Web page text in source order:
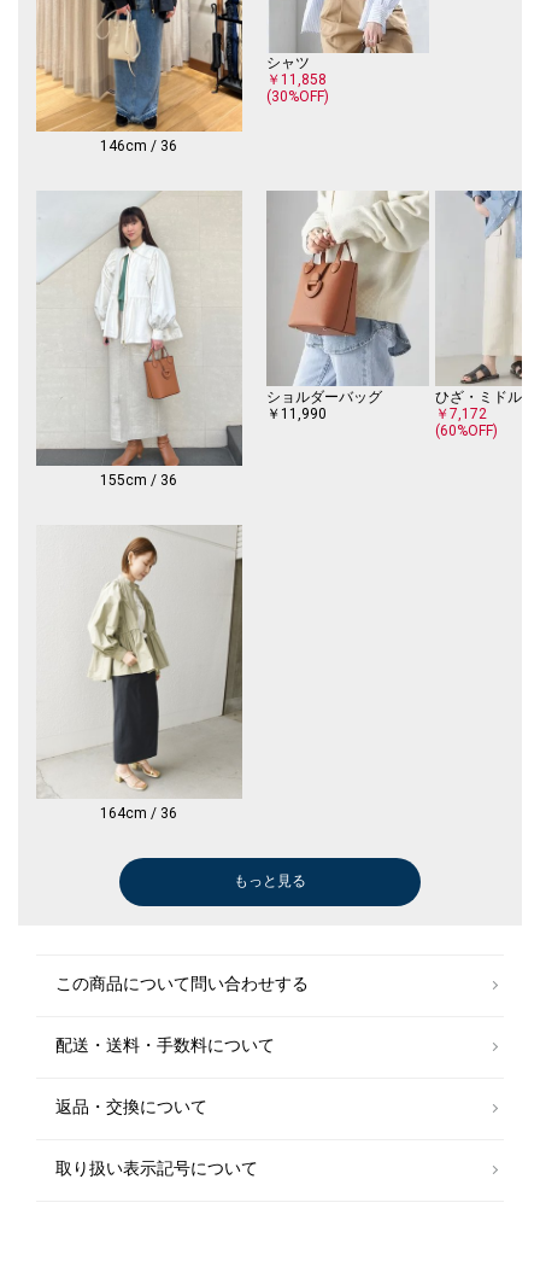
-------------------------------------
生地の厚み：中間
伸縮性：無
透け感：無
光沢感：やや有
水洗い：可
-------------------------------------
※日光や照明光での色あせにご注意ください。
※撮影環境により商品の色味が異なって見える場合がございます。商品の
お色味は、物撮り画像をご参考にしてください。
※末永く愛用頂く為に、アテンションタグを必ずご確認の上、着用又はお
取り扱い下さい。
※画像の商品はサンプルです。
実際の商品と仕様、加工、サイズが若干異なる場合がございます。
146cm / 36
シャツ
￥11,858
(30%OFF)
155cm / 36
ショルダーバッグ
￥11,990
ひざ・ミドル丈
￥7,172
(60%OFF)
164cm / 36
Tシャツ/カットソー
Tシャツ/カットソー
ブラウス
Tシャツ/カットソー
Tシャツ/カットソー
ブーツ/ブーティー
ロング・マキシ丈
スニーカー
もっと見る
この商品について問い合わせする
配送・送料・手数料について
返品・交換について
取り扱い表示記号について